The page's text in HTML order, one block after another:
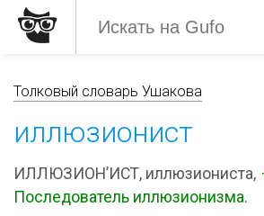
Толковый словарь Ушакова
иллюзионист
ИЛЛЮЗИОН’ИСТ, иллюзиониста,
Последователь иллюзионизма.